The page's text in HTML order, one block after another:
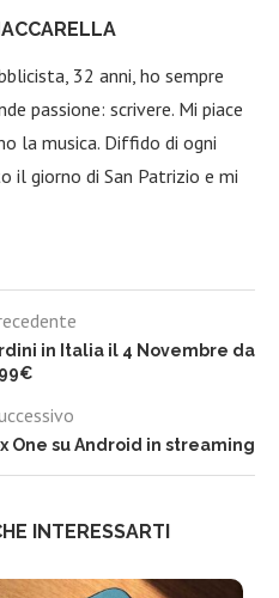
32 anni, ho sempre
passione: scrivere. Mi piace
la musica. Diffido di ogni
il giorno di San Patrizio e mi
in Italia il 4 Novembre da
One su Android in streaming
INTERESSARTI